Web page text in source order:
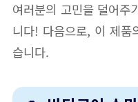
여러분의 고민을 덜어주
니다! 다음으로, 이 제품
습니다.